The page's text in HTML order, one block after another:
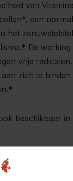
van
een
het
De
vrije
zich te
beschikbaar
belangrijk,